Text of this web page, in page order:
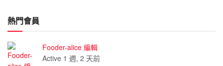
熱門會員
Fooder-alice 編輯
Active 1 週, 2 天前